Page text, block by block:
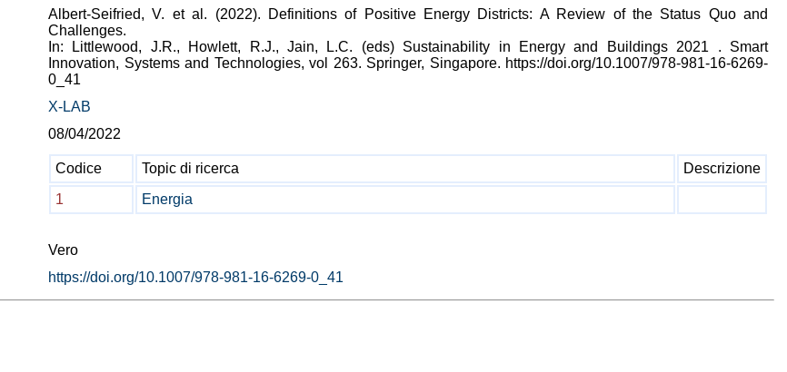
Albert-Seifried, V. et al. (2022). Definitions of Positive Energy Districts: A Review of the Status Quo and
Challenges.
In: Littlewood, J.R., Howlett, R.J., Jain, L.C. (eds) Sustainability in Energy and Buildings 2021 . Smart
Innovation, Systems and Technologies, vol 263. Springer, Singapore. https://doi.org/10.1007/978-981-16-6269-
0_41
X-LAB
08/04/2022
Codice Topic di ricerca
Descrizione
1
Energia
Vero
https://doi.org/10.1007/978-981-16-6269-0_41